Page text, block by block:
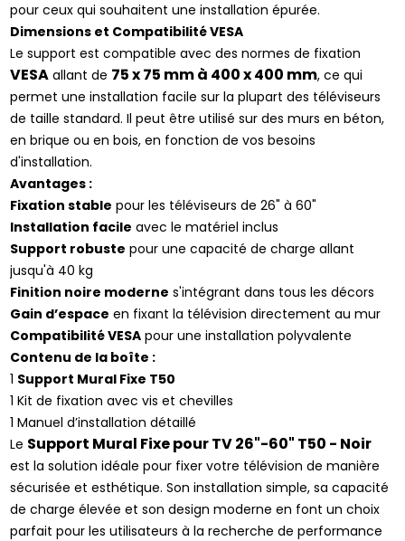
pour ceux qui souhaitent une installation épurée.
Dimensions et Compatibilité VESA
Le support est compatible avec des normes de fixation
VESA allant de 75 x 75 mm à 400 x 400 mm, ce qui
permet une installation facile sur la plupart des téléviseurs
de taille standard. Il peut être utilisé sur des murs en béton,
en brique ou en bois, en fonction de vos besoins
d'installation.
Avantages :
Fixation stable pour les téléviseurs de 26" à 60"
Installation facile avec le matériel inclus
Support robuste pour une capacité de charge allant
jusqu'à 40 kg
Finition noire moderne s'intégrant dans tous les décors
Gain d’espace en fixant la télévision directement au mur
Compatibilité VESA pour une installation polyvalente
Contenu de la boîte :
1 Support Mural Fixe T50
1 Kit de fixation avec vis et chevilles
1 Manuel d’installation détaillé
Le Support Mural Fixe pour TV 26"-60" T50 - Noir
est la solution idéale pour fixer votre télévision de manière
sécurisée et esthétique. Son installation simple, sa capacité
de charge élevée et son design moderne en font un choix
parfait pour les utilisateurs à la recherche de performance